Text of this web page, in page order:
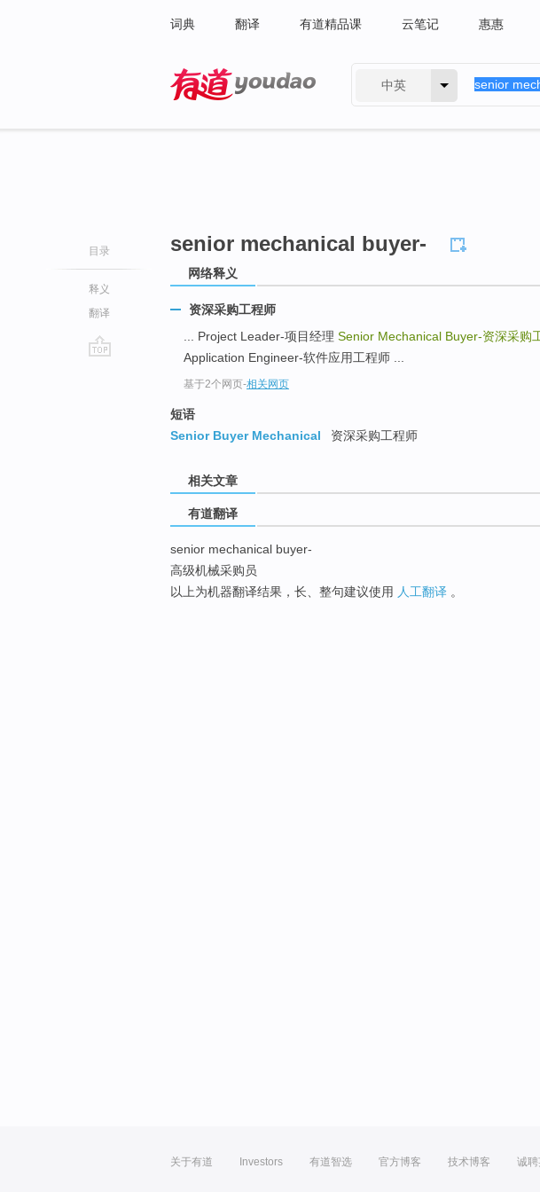
词典 翻译 有道精品课 云笔记 惠惠
中英
目录
释义
翻译
senior mechanical buyer-
网络释义
资深采购工程师
... Project Leader-项目经理 Senior Mechanical Buyer-资深采购
Application Engineer-软件应用工程师 ...
基于2个网页-相关网页
短语
Senior Buyer Mechanical
资深采购工程师
相关文章
有道翻译
senior mechanical buyer-
高级机械采购员
以上为机器翻译结果，长、整句建议使用 人工翻译 。
关于有道 Investors 有道智选 官方博客 技术博客 诚